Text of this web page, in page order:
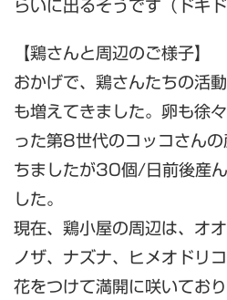
らいに出るそうです（ドキド
【鶏さんと周辺のご様子】
おかげで、鶏さんたちの活
も増えてきました。卵も徐
った第8世代のコッコさん
ちましたが30個/日前後産
した。
現在、鶏小屋の周辺は、オ
ノザ、ナズナ、ヒメオドリ
花をつけて満開に咲いており